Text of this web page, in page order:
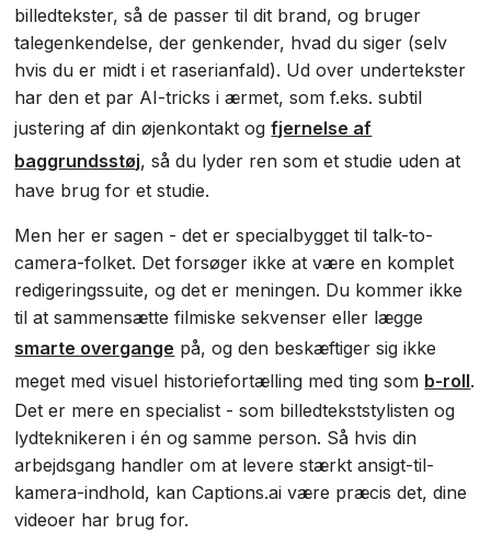
billedtekster, så de passer til dit brand, og bruger
talegenkendelse, der genkender, hvad du siger (selv
hvis du er midt i et raserianfald). Ud over undertekster
har den et par AI-tricks i ærmet, som f.eks. subtil
justering af din øjenkontakt ogfjernelse af
baggrundsstøj, så du lyder ren som et studie uden at
have brug for et studie.
Men her er sagen - det er specialbygget til talk-to-
camera-folket. Det forsøger ikke at være en komplet
redigeringssuite, og det er meningen. Du kommer ikke
til at sammensætte filmiske sekvenser eller lægge
smarte overgange på, og den beskæftiger sig ikke
meget med visuel historiefortælling med ting som b-roll.
Det er mere en specialist - som billedtekststylisten og
lydteknikeren i én og samme person. Så hvis din
arbejdsgang handler om at levere stærkt ansigt-til-
kamera-indhold, kan Captions.ai være præcis det, dine
videoer har brug for.